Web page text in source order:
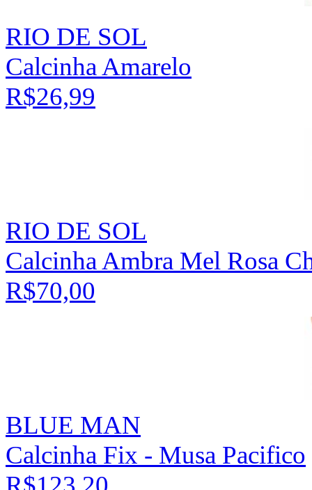
RIO DE SOL
Calcinha Amarelo
R$26,99
RIO DE SOL
Calcinha Ambra Mel Rosa
R$70,00
BLUE MAN
Calcinha Fix - Musa Pacifico